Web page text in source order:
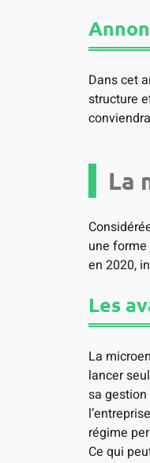
Dans cet
structure
La
une
en 2020,
Les
La
lancer
sa
régime
Ce qui